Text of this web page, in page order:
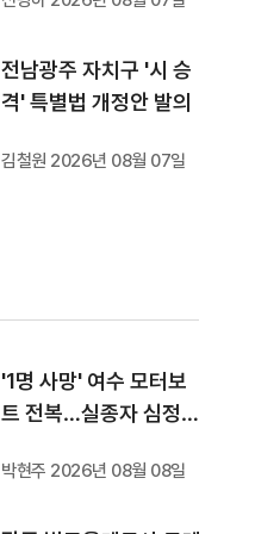
전남광주 자치구 '시 승
격' 특별법 개정안 발의
김철원 2026년 08월 07일
'1명 사망' 여수 모터보
트 전복…실종자 심정지
박현주 2026년 08월 08일